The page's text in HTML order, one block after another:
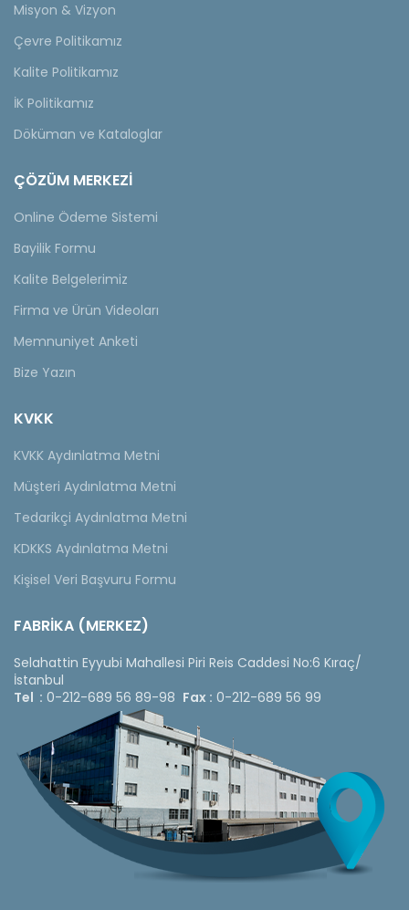
Misyon & Vizyon
Çevre Politikamız
Kalite Politikamız
İK Politikamız
Döküman ve Kataloglar
ÇÖZÜM MERKEZİ
Online Ödeme Sistemi
Bayilik Formu
Kalite Belgelerimiz
Firma ve Ürün Videoları
Memnuniyet Anketi
Bize Yazın
KVKK
KVKK Aydınlatma Metni
Müşteri Aydınlatma Metni
Tedarikçi Aydınlatma Metni
KDKKS Aydınlatma Metni
Kişisel Veri Başvuru Formu
FABRİKA (MERKEZ)
Selahattin Eyyubi Mahallesi Piri Reis Caddesi No:6 Kıraç/
İstanbul
Tel : 0-212-689 56 89-98 Fax : 0-212-689 56 99